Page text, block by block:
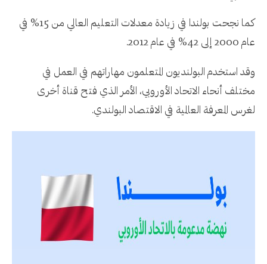
كما نجحت بولندا في زيادة معدلات التعليم العالي من 15% في
عام 2000 إلى 42% في عام 2012.
وقد استخدم البولنديون المتعلمون مهاراتهم في العمل في
مختلف أنحاء الاتحاد الأوروبي، الأمر الذي فتح قناة أخرى
لغرس المعرفة العالمية في الاقتصاد البولندي.